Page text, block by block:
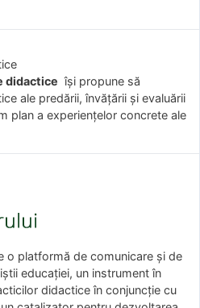
didactice îşi propune să
ale predării, învăţării şi evaluării
plan a experienţelor concrete ale
o platformă de comunicare și de
educației, un instrument în
didactice în conjuncție cu